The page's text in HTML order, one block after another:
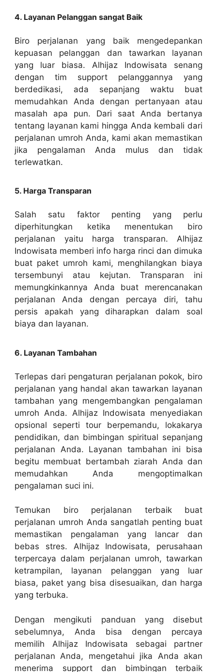
4. Layanan Pelanggan sangat Baik
Biro perjalanan yang baik mengedepankan
kepuasan pelanggan dan tawarkan layanan
yang luar biasa. Alhijaz Indowisata senang
dengan tim support pelanggannya yang
berdedikasi, ada sepanjang waktu buat
memudahkan Anda dengan pertanyaan atau
masalah apa pun. Dari saat Anda bertanya
tentang layanan kami hingga Anda kembali dari
perjalanan umroh Anda, kami akan memastikan
jika pengalaman Anda mulus dan tidak
terlewatkan.
5. Harga Transparan
Salah satu faktor penting yang perlu
diperhitungkan ketika menentukan biro
perjalanan yaitu harga transparan. Alhijaz
Indowisata memberi info harga rinci dan dimuka
buat paket umroh kami, menghilangkan biaya
tersembunyi atau kejutan. Transparan ini
memungkinkannya Anda buat merencanakan
perjalanan Anda dengan percaya diri, tahu
persis apakah yang diharapkan dalam soal
biaya dan layanan.
6. Layanan Tambahan
Terlepas dari pengaturan perjalanan pokok, biro
perjalanan yang handal akan tawarkan layanan
tambahan yang mengembangkan pengalaman
umroh Anda. Alhijaz Indowisata menyediakan
opsional seperti tour berpemandu, lokakarya
pendidikan, dan bimbingan spiritual sepanjang
perjalanan Anda. Layanan tambahan ini bisa
begitu membuat bertambah ziarah Anda dan
memudahkan Anda mengoptimalkan
pengalaman suci ini.
Temukan biro perjalanan terbaik buat
perjalanan umroh Anda sangatlah penting buat
memastikan pengalaman yang lancar dan
bebas stres. Alhijaz Indowisata, perusahaan
terpercaya dalam perjalanan umroh, tawarkan
ketrampilan, layanan pelanggan yang luar
biasa, paket yang bisa disesuaikan, dan harga
yang terbuka.
Dengan mengikuti panduan yang disebut
sebelumnya, Anda bisa dengan percaya
memilih Alhijaz Indowisata sebagai partner
perjalanan Anda, mengetahui jika Anda akan
menerima support dan bimbingan terbaik